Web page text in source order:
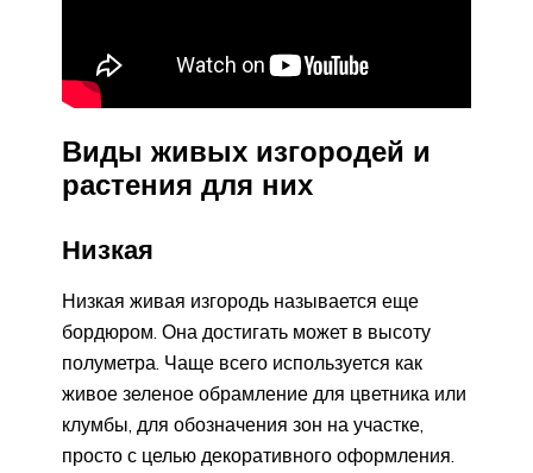
Виды живых изгородей и
растения для них
Низкая
Низкая живая изгородь называется еще
бордюром. Она достигать может в высоту
полуметра. Чаще всего используется как
живое зеленое обрамление для цветника или
клумбы, для обозначения зон на участке,
просто с целью декоративного оформления.